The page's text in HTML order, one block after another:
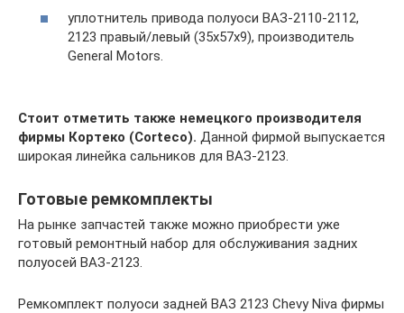
уплотнитель привода полуоси ВАЗ-2110-2112,
2123 правый/левый (35х57х9), производитель
General Motors.
Стоит отметить также немецкого производителя
фирмы Кортеко (Corteco). Данной фирмой выпускается
широкая линейка сальников для ВАЗ-2123.
Готовые ремкомплекты
На рынке запчастей также можно приобрести уже
готовый ремонтный набор для обслуживания задних
полуосей ВАЗ-2123.
Ремкомплект полуоси задней ВАЗ 2123 Chevy Niva фирмы